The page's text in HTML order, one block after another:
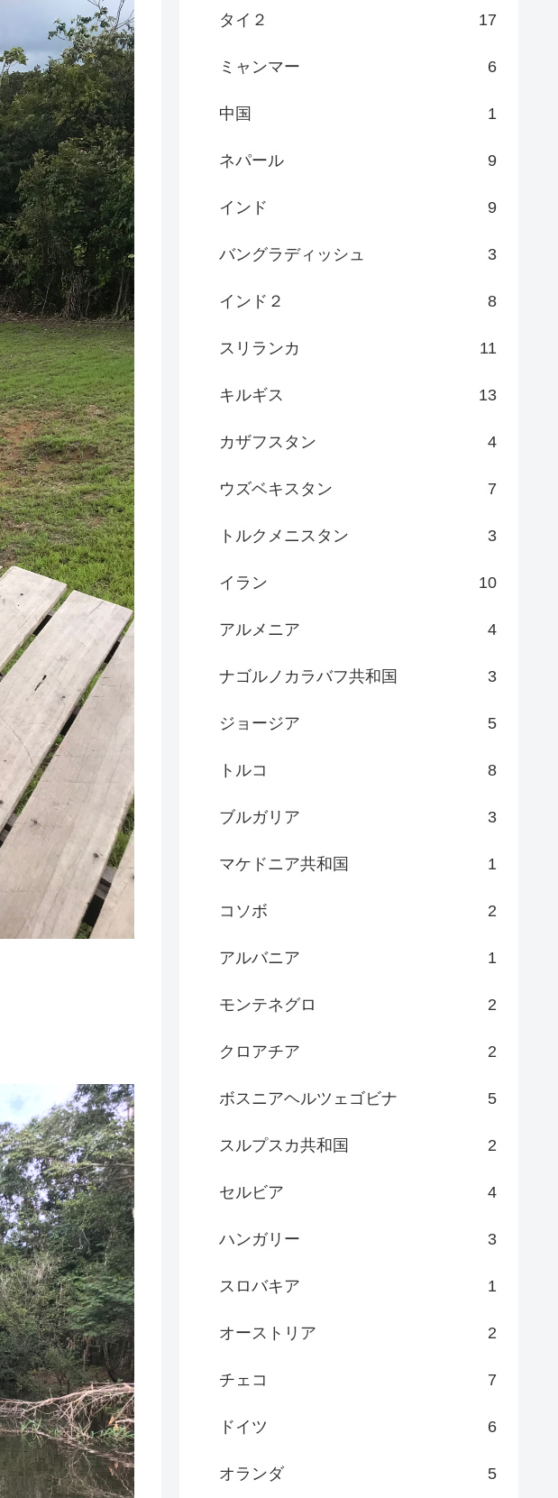
タイ２ 17
ミャンマー 6
中国 1
ネパール 9
インド 9
バングラディッシュ 3
インド２ 8
スリランカ 11
キルギス 13
カザフスタン 4
ウズベキスタン 7
トルクメニスタン 3
イラン 10
アルメニア 4
ナゴルノカラバフ共和国 3
ジョージア 5
トルコ 8
ブルガリア 3
マケドニア共和国 1
コソボ 2
アルバニア 1
モンテネグロ 2
クロアチア 2
ボスニアヘルツェゴビナ 5
スルプスカ共和国 2
セルビア 4
ハンガリー 3
スロバキア 1
オーストリア 2
チェコ 7
ドイツ 6
オランダ 5